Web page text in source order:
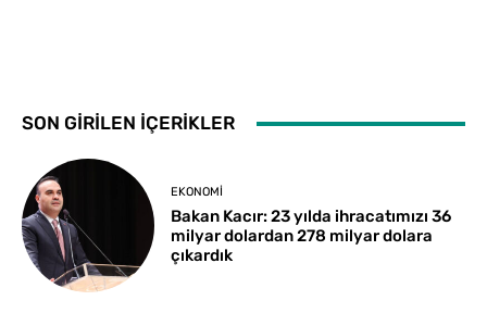
SON GİRİLEN İÇERİKLER
EKONOMI
Bakan Kacır: 23 yılda ihracatımızı 36
milyar dolardan 278 milyar dolara
çıkardık